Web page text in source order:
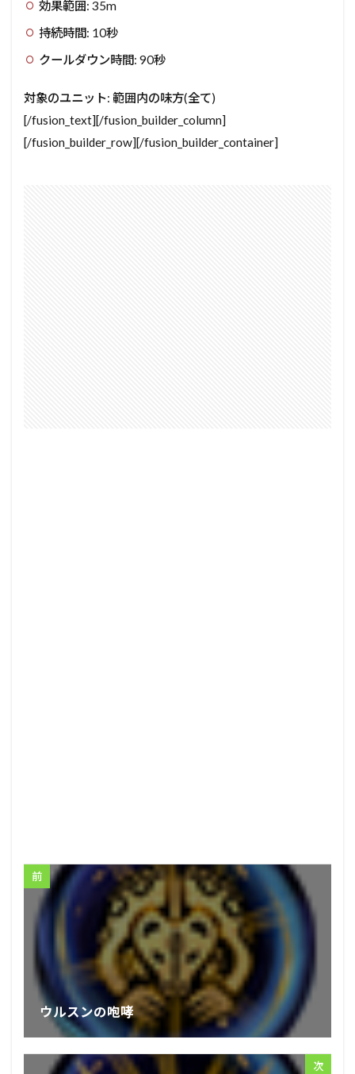
効果範囲: 35m
持続時間: 10秒
クールダウン時間: 90秒
対象のユニット: 範囲内の味方(全て)
[/fusion_text][/fusion_builder_column]
[/fusion_builder_row][/fusion_builder_container]
前
ウルスンの咆哮
次